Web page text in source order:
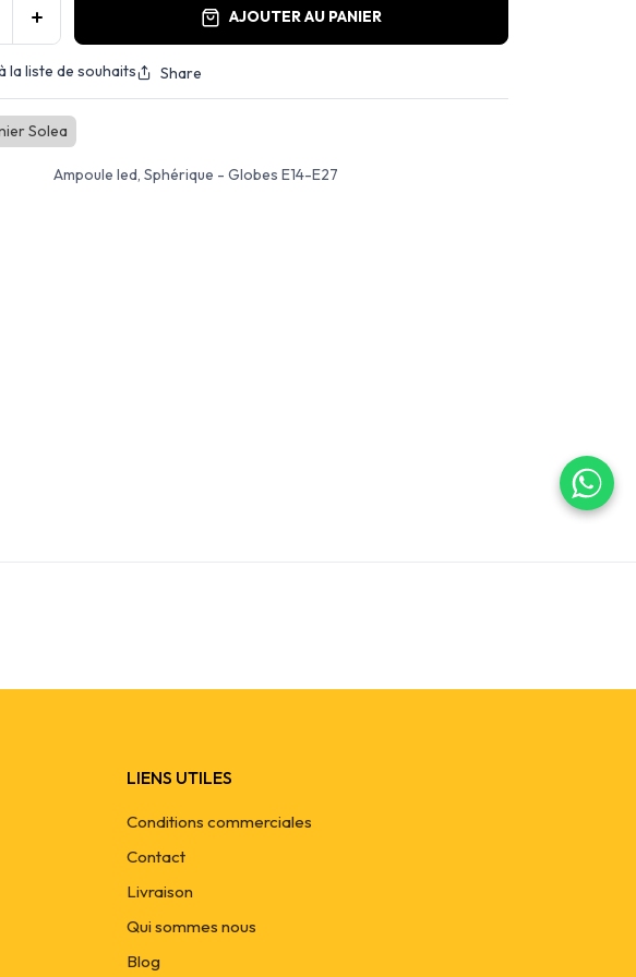
AJOUTER AU PANIER
la liste de souhaits Share
Solea
Ampoule led, Sphérique - Globes E14-E27
LIENS UTILES
Conditions commerciales
Contact
Livraison
Qui sommes nous
Blog